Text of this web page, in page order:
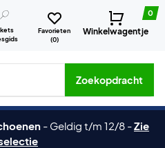
Favorieten
(0)
0
Winkelwagentje
merken etc.
Zoekopdracht
- Geldig t/m 12/8 -Zie